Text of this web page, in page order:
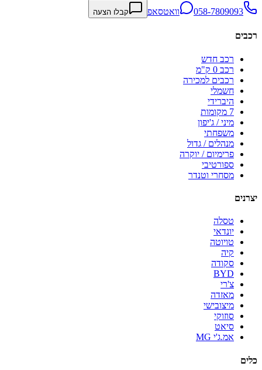
058-7809093 וואטסאפ קבלו הצעה
רכבים
רכב חדש
רכב 0 ק"מ
רכבים למכירה
חשמלי
היברידי
7 מקומות
מיני / ג'יפון
משפחתי
מנהלים / גדול
פרימיום / יוקרה
ספורטיבי
מסחרי וטנדר
יצרנים
טסלה
יונדאי
טויוטה
קיה
סקודה
BYD
צ'רי
מאזדה
מיצובישי
סוזוקי
סיאט
אמ.ג'י MG
כלים